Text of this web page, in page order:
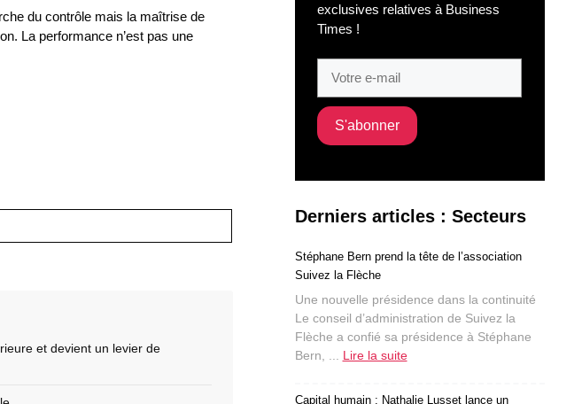
du contrôle mais la maîtrise de
La performance n’est pas une
et devient un levier de
exclusives relatives à Business
Times !
Derniers articles : Secteurs
Stéphane Bern prend la tête de l’association
Suivez la Flèche
Une nouvelle présidence dans la continuité
Le conseil d’administration de Suivez la
Flèche a confié sa présidence à Stéphane
Bern, ... Lire la suite
Capital humain : Nathalie Lusset lance un